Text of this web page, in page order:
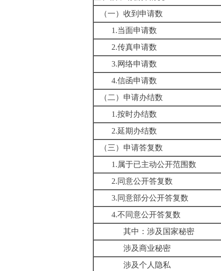
（一）收到申请数
1.当面申请数
2.传真申请数
3.网络申请数
4.信函申请数
（二）申请办结数
1.按时办结数
2.延期办结数
（三）申请答复数
1.属于已主动公开范围数
2.同意公开答复数
3.同意部分公开答复数
4.不同意公开答复数
其中：涉及国家秘密
涉及商业秘密
涉及个人隐私